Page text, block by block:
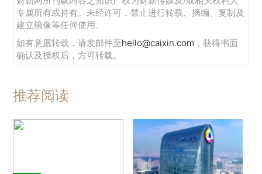
专属所有或持有。未经许可，禁止进行转载、摘编、复制及
建立镜像等任何使用。
如有意愿转载，请发邮件至hello@caixin.com ，获得书面
确认及授权后，方可转载。
推荐阅读